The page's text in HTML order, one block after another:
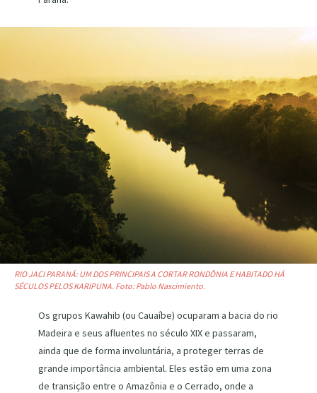
RIO JACI PARANÁ: UM DOS PRINCIPAIS A CORTAR RONDÔNIA E HABITADO HÁ
SÉCULOS PELOS KARIPUNA. Foto: Pablo Nascimiento.
Os grupos Kawahib (ou Cauaíbe) ocuparam a bacia do rio
Madeira e seus afluentes no século XIX e passaram,
ainda que de forma involuntária, a proteger terras de
grande importância ambiental. Eles estão em uma zona
de transição entre o Amazônia e o Cerrado, onde a